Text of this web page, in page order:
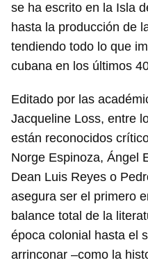
se ha escrito en la Isla
hasta la producción de
tendiendo todo lo que
cubana en los últimos
Editado por las
Jacqueline Loss, entre
están reconocidos
Norge Espinoza, Ángel
Dean Luis Reyes o
asegura ser el primero
balance total de la
época colonial hasta el
arrinconar –como la